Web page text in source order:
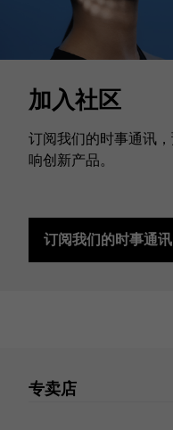
加入社区
订阅我们的时事通讯
响创新产品。
订阅我们的时事通讯
专卖店